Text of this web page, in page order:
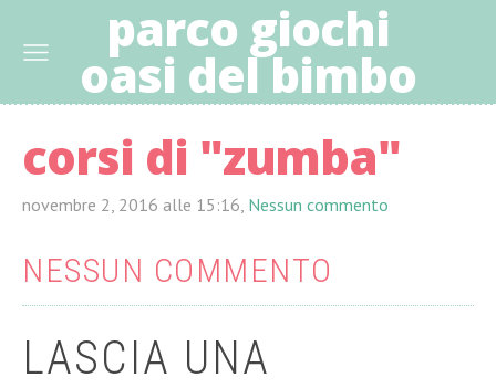
parco giochi
oasi del bimbo
corsi di "zumba"
novembre 2, 2016 alle 15:16, Nessun commento
NESSUN COMMENTO
LASCIA UNA